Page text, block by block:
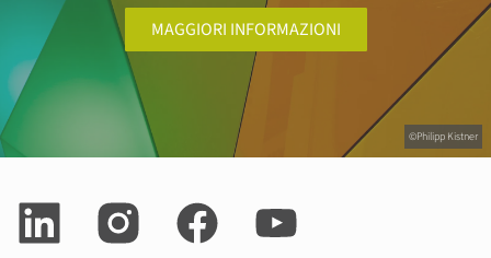
©Philipp Kistner
MAGGIORI INFORMAZIONI